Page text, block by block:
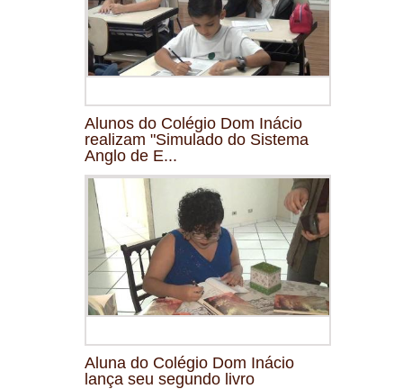
Alunos do Colégio Dom Inácio
realizam "Simulado do Sistema
Anglo de E...
Aluna do Colégio Dom Inácio
lança seu segundo livro